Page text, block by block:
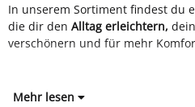
In unserem Sortiment findest du
die dir den Alltag erleichtern,
verschönern und für mehr
Mehr lesen